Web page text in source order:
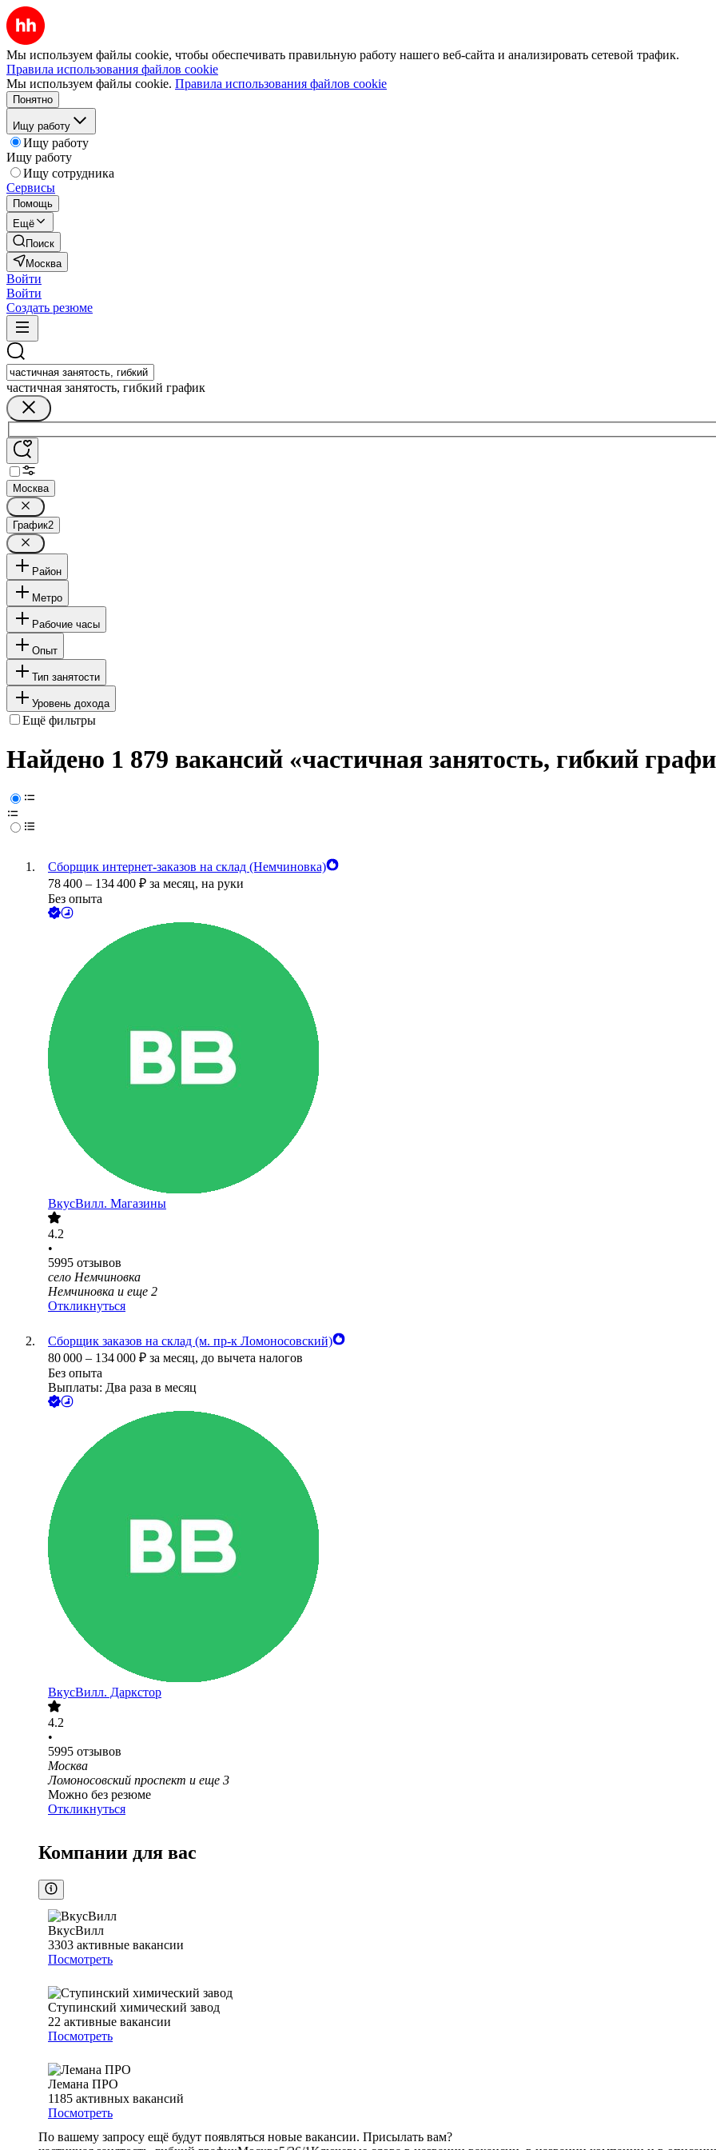
Мы используем файлы cookie, чтобы обеспечивать правильную работу нашего веб-сайта и анализировать сетевой трафик.
Правила использования файлов cookie
Мы используем файлы cookie. Правила использования файлов cookie
Понятно
Ищу работу
Ищу работу
Ищу работу
Ищу сотрудника
Сервисы
Помощь
Ещё
Поиск
Москва
Войти
Войти
Создать резюме
частичная занятость, гибкий график
Москва
График2
Район
Метро
Рабочие часы
Опыт
Тип занятости
Уровень дохода
Ещё фильтры
Найдено 1 879 вакансий «частичная занятость, гибкий
Сборщик интернет-заказов на склад (Немчиновка)
78 400 – 134 400 ₽ за месяц, на руки
Без опыта
ВкусВилл. Магазины
4.2
•
5995 отзывов
село Немчиновка
Немчиновка и еще 2
Откликнуться
Сборщик заказов на склад (м. пр-к Ломоносовский)
80 000 – 134 000 ₽ за месяц, до вычета налогов
Без опыта
Выплаты: Два раза в месяц
ВкусВилл. Даркстор
4.2
•
5995 отзывов
Москва
Ломоносовский проспект и еще 3
Можно без резюме
Откликнуться
Компании для вас
ВкусВилл
3303 активные вакансии
Посмотреть
Ступинский химический завод
22 активные вакансии
Посмотреть
Лемана ПРО
1185 активных вакансий
Посмотреть
По вашему запросу ещё будут появляться новые вакансии. Присылать вам?